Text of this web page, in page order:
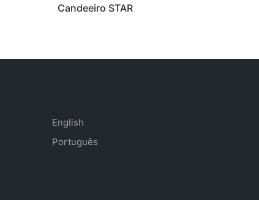
Candeeiro STAR
English
Português